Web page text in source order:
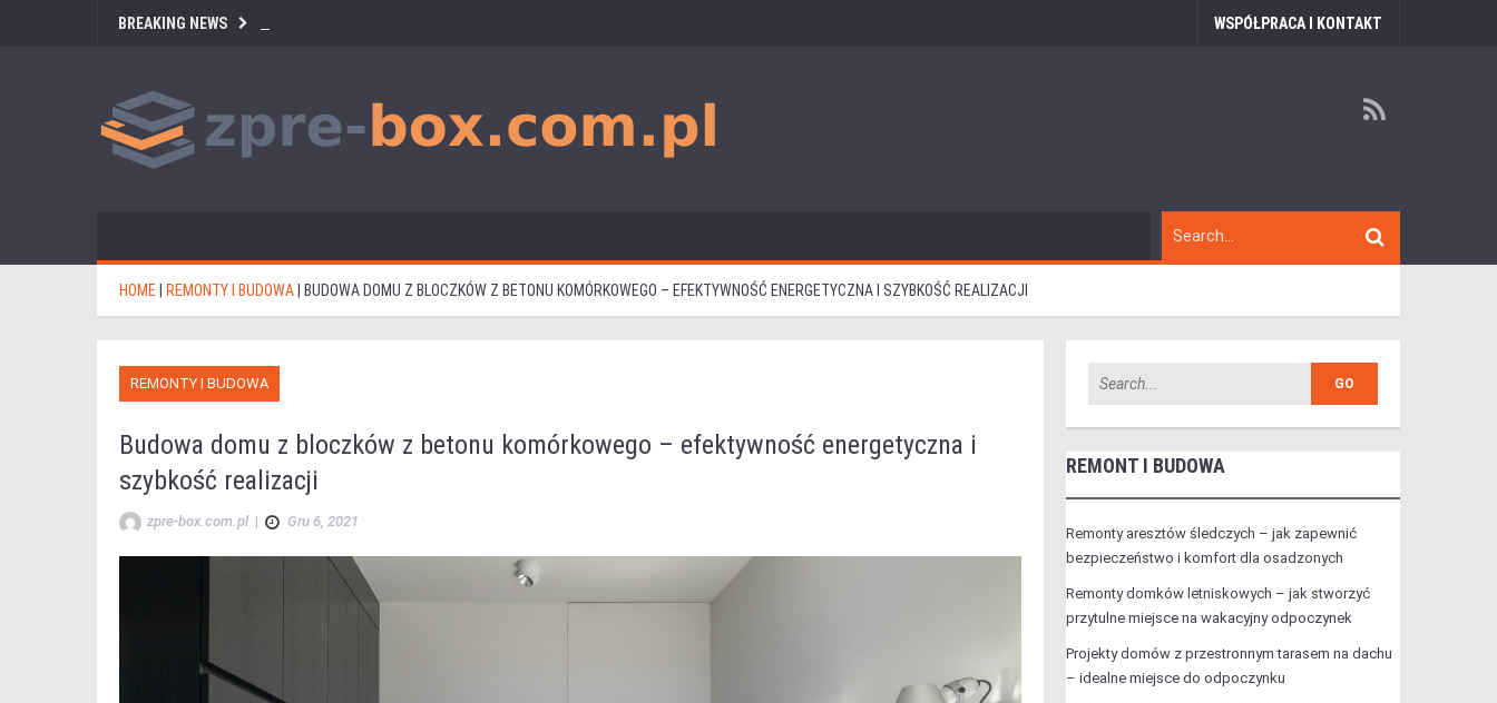
BREAKING NEWS WSPÓŁPRACA I KONTAKT
HOME REMONTY I BUDOWA BUDOWA DOMU Z BLOCZKÓW Z BETONU KOMÓRKOWEGO – EFEKTYWNOŚĆ ENERGETYCZNA I SZYBKOŚĆ REALIZACJI
REMONTY I BUDOWA
Budowa domu z bloczków z betonu komórkowego – efektywność energetyczna i
szybkość realizacji
zpre-box.com.pl | Gru 6, 2021
REMONT I BUDOWA
Remonty aresztów śledczych – jak zapewnić
bezpieczeństwo i komfort dla osadzonych
Remonty domków letniskowych – jak stworzyć
przytulne miejsce na wakacyjny odpoczynek
Projekty domów z przestronnym tarasem na dachu
– idealne miejsce do odpoczynku